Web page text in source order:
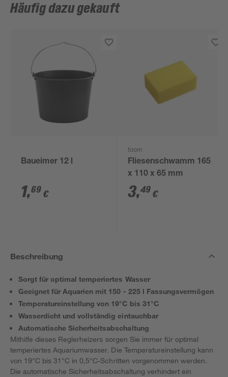
Häufig dazu gekauft
Baueimer 12 l
1,69 €
toom
Fliesenschwamm 165
x 110 x 65 mm
3,49 €
Beschreibung
Sorgt für optimal temperiertes Wasser
Geeignet für Aquarien mit 150 - 225 l Fassungsvermögen
Temperatureinstellung von 19°C bis 31°C
Wasserdicht und vollständig eintauchbar
Automatische Sicherheitsabschaltung
Mithilfe dieses Reglerheizers sorgen Sie immer für optimal
temperiertes Aquariumwasser. Die Temperatureinstellung kann
von 19°C bis 31°C in 0,5°C-Schritten vorgenommen werden.
Die automatische Sicherheitsabschaltung verhindert ein